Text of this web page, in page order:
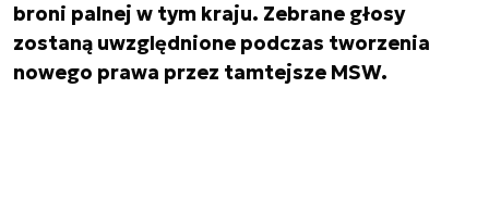
broni palnej w tym kraju. Zebrane głosy
zostaną uwzględnione podczas tworzenia
nowego prawa przez tamtejsze MSW.